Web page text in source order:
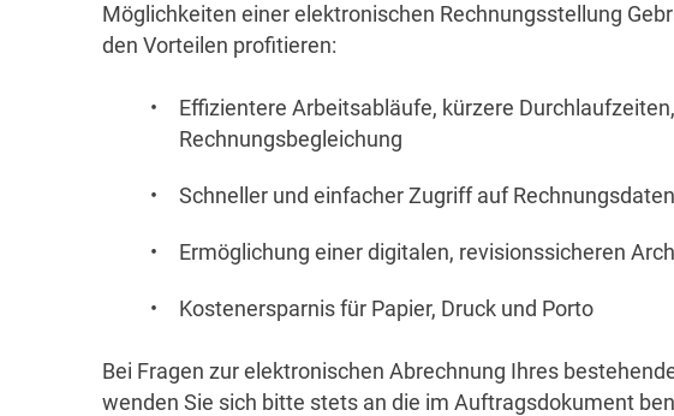
Möglichkeiten einer elektronischen Rechnungsstellung
den Vorteilen profitieren:
Effizientere Arbeitsabläufe, kürzere
Rechnungsbegleichung
Schneller und einfacher Zugriff auf Rechnungsdaten
Ermöglichung einer digitalen, revisionssicheren
Kostenersparnis für Papier, Druck und Porto
Bei Fragen zur elektronischen Abrechnung Ihres
wenden Sie sich bitte stets an die im Auftragsdokument